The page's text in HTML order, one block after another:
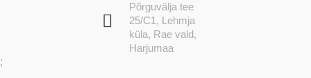
Põrguvälja tee
25/C1, Lehmja
küla, Rae vald,
Harjumaa
;